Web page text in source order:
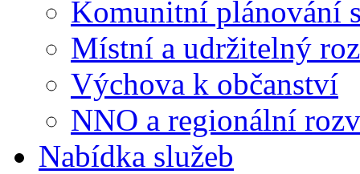
Komunitní plánování
Místní a udržitelný
Výchova k občanství
NNO a regionální
Nabídka služeb